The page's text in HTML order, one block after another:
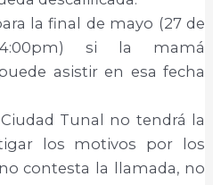
la final de mayo (27 de
si la mamá
asistir en esa fecha
Tunal no tendrá la
los motivos por los
contesta la llamada, no